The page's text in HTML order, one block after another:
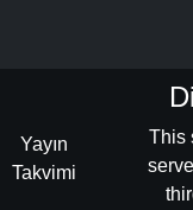
Yayın
Takvimi
This